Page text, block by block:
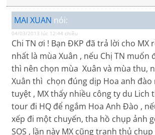
MAI XUAN nói:
04/03/2013 lúc 12:44 chiều
Chi TN ơi ! Bạn ĐKP đã trả lời cho MX
nhất là mùa Xuân , nếu Chị TN muốn
thì nên chọn mùa Xuân và mùa thu,
Xuân thì chọn đúng dịp Hoa anh
tuyệt , MX thấy nhiều công ty du Lich
tour đi HQ để ngắm Hoa Anh Đào ,
xếp đi một chuyến, tha hồ chụp ảnh
SOS , lần này MX cũng tranh thủ